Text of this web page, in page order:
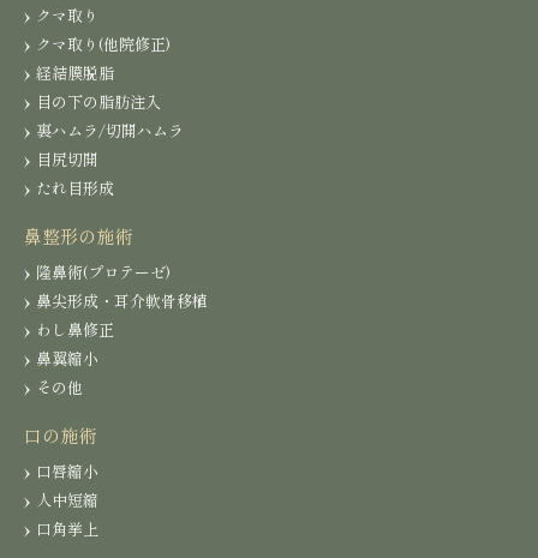
クマ取り
クマ取り(他院修正)
経結膜脱脂
目の下の脂肪注入
裏ハムラ/切開ハムラ
目尻切開
たれ目形成
鼻整形の施術
隆鼻術(プロテーゼ)
鼻尖形成・耳介軟骨移植
わし鼻修正
鼻翼縮小
その他
口の施術
口唇縮小
人中短縮
口角挙上